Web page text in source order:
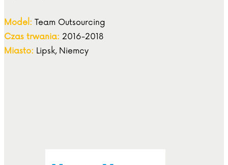
Model: Team Outsourcing
Czas trwania: 2016-2018
Miasto: Lipsk, Niemcy